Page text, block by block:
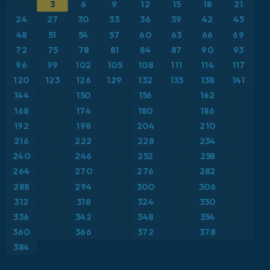
ICON Alemania 2 km
Caribe
Escandinavia
Estados Unidos
Europa
Francia
Grecia
Islandia
Anomalía de temperatura a 2 m
Anomalía de temperatura a 850 hPa
CAPE
Precipitación, nubes y presión
Profundidad de nieve
Punto de rocío a 2 m
Ráfagas de Viento Máximas
Ráfagas de viento
3 6 9 12 15 18
21
24
27 30 33 36 39 42 45
48 51 54 57 60 63 66
69
72
75 78 81 84 87 90 93
96 99 102 105 108 111 114 117
120 123 126 129 132 135 138 141
144 150 156
162
168
174 180
186
192
198 204
210
216
222 228 234
240 246 252 258
264 270 276
282
288
294 300
306
312
318 324
330
336
342 348 354
360 366 372 378
384